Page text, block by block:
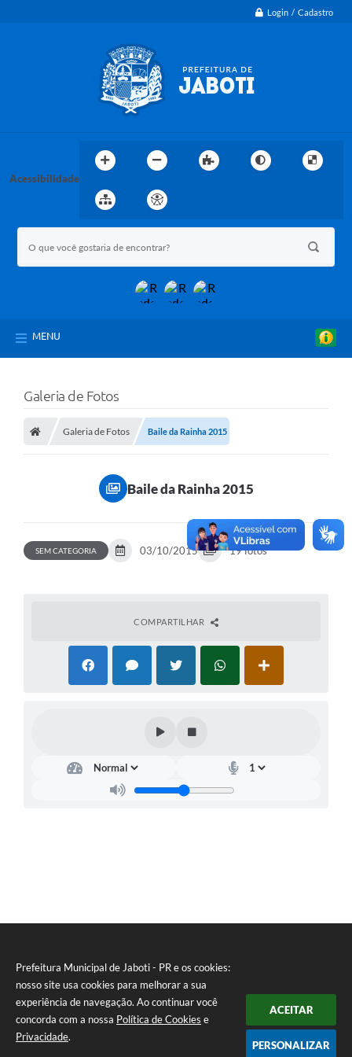
Prefeitura Municipal de Jaboti - PR e os cookies:
nosso site usa cookies para melhorar a sua
experiência de navegação. Ao continuar você
concorda com a nossa Política de Cookies e
Privacidade.
ACEITAR
PERSONALIZAR
Login / Cadastro
Acessibilidade
MENU
Galeria de Fotos
Galeria de Fotos Baile da Rainha 2015
Baile da Rainha 2015
SEM CATEGORIA 03/10/2015 19 fotos
COMPARTILHAR